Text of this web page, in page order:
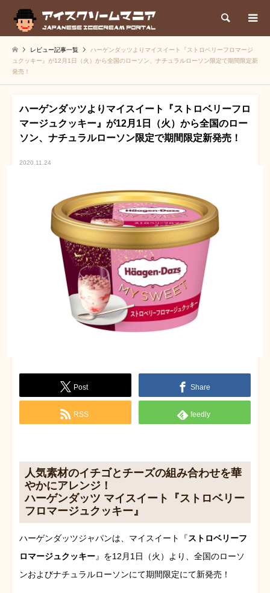
検索
レビュー記事一覧
ハーゲンダッツよりマイスイート『ストロベリーフロマージ
ュクッキー』が12月1日（火）から全国のローソン、ナチュラルローソン限定で期間限定新
発売！
ハーゲンダッツよりマイスイート『ストロベリーフロ
マージュクッキー』が12月1日（火）から全国のロー
ソン、ナチュラルローソン限定で期間限定新発売！
2020.11.24
Post Share
RSS feedly
人気素材のイチゴとチーズの組み合わせを華
やかにアレンジ！
ハーゲンダッツ マイスイート『ストロベリー
フロマージュクッキー』
ハーゲンダッツジャパンは、マイスイート『ストロベリーフ
ロマージュクッキー』を12月1日（火）より、全国のローソ
ンおよびナチュラルローソンにて期間限定にて新発売！